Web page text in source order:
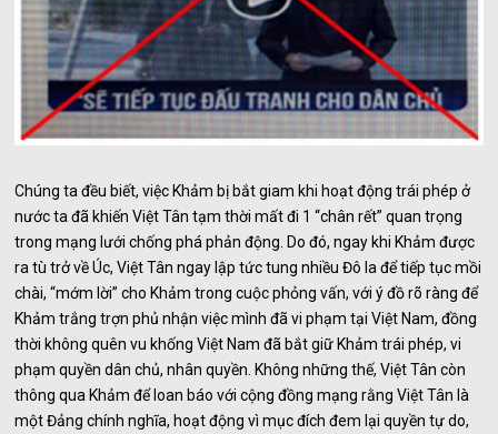
Chúng ta đều biết, việc Khảm bị bắt giam khi hoạt động trái phép ở
nước ta đã khiến Việt Tân tạm thời mất đi 1 “chân rết” quan trọng
trong mạng lưới chống phá phản động. Do đó, ngay khi Khảm được
ra tù trở về Úc, Việt Tân ngay lập tức tung nhiều Đô la để tiếp tục mồi
chài, “mớm lời” cho Khảm trong cuộc phỏng vấn, với ý đồ rõ ràng để
Khảm trắng trợn phủ nhận việc mình đã vi phạm tại Việt Nam, đồng
thời không quên vu khống Việt Nam đã bắt giữ Khảm trái phép, vi
phạm quyền dân chủ, nhân quyền. Không những thế, Việt Tân còn
thông qua Khảm để loan báo với cộng đồng mạng rằng Việt Tân là
một Đảng chính nghĩa, hoạt động vì mục đích đem lại quyền tự do,